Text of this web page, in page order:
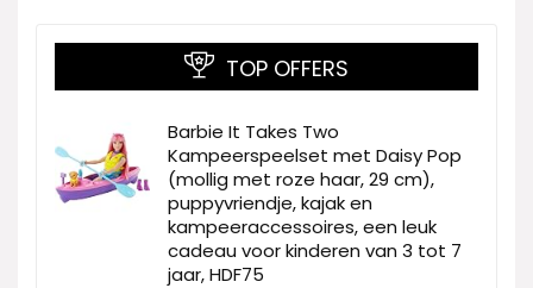
TOP OFFERS
Barbie It Takes Two
Kampeerspeelset met Daisy Pop
(mollig met roze haar, 29 cm),
puppyvriendje, kajak en
kampeeraccessoires, een leuk
cadeau voor kinderen van 3 tot 7
jaar, HDF75